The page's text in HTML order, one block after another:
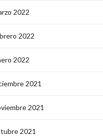
2022
2022
2022
2021
2021
2021